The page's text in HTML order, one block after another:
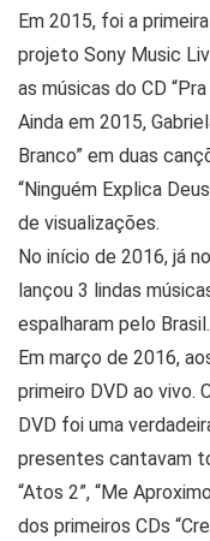
Em 2015, foi a
projeto Sony Music
as músicas do CD
Ainda em 2015,
Branco” em duas
“Ninguém Explica
de visualizações.
No início de 2016, já
lançou 3 lindas
espalharam pelo Brasil.
Em março de 2016,
primeiro DVD ao vivo.
DVD foi uma
presentes cantavam
“Atos 2”, “Me
dos primeiros CDs